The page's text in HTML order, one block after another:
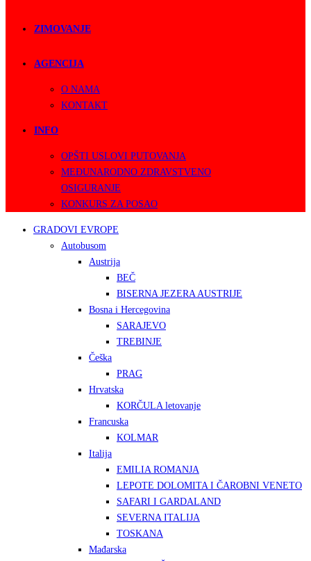
ZIMOVANJE
AGENCIJA
O NAMA
KONTAKT
INFO
OPŠTI USLOVI PUTOVANJA
MEĐUNARODNO ZDRAVSTVENO
OSIGURANJE
KONKURS ZA POSAO
GRADOVI EVROPE
Autobusom
Austrija
BEČ
BISERNA JEZERA AUSTRIJE
Bosna i Hercegovina
SARAJEVO
TREBINJE
Češka
PRAG
Hrvatska
KORČULA letovanje
Francuska
KOLMAR
Italija
EMILIA ROMANJA
LEPOTE DOLOMITA I ČAROBNI VENETO
SAFARI I GARDALAND
SEVERNA ITALIJA
TOSKANA
Mađarska